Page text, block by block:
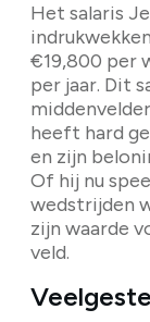
Het salaris
€19,800 per
per jaar. Dit
heeft hard
en zijn
Of hij nu
wedstrijden
zijn waarde
veld.